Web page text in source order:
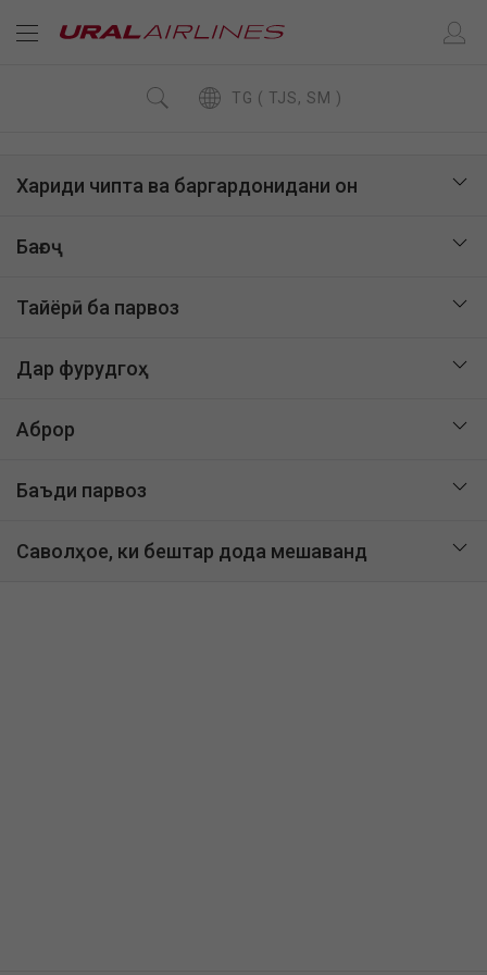
TG ( TJS, SM )
Хариди чипта ва баргардонидани он
Бағоҷ
Тайёрӣ ба парвоз
Дар фурудгоҳ
Аброр
Баъди парвоз
Саволҳое, ки бештар дода мешаванд